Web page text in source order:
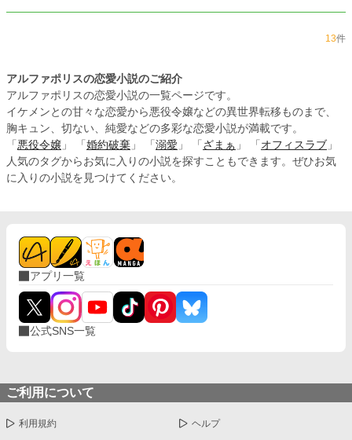
が廊下を歩く時に気がついていた。 そう……聖女の象徴たる
い。 ますます混乱するエリーシアの元へと双子の妹、コレッ
トがやって来る。 コレットはエリーシアを抱きしめると、自
分がハメたのだとソッと耳打ち。 その意味がわからずさらに
困惑した瞬間、婚約者に殴られ床へと血を流し転がってしま
う。 そして父たる国王より言い渡される、この国最悪の存在
――〝常闇の魔女〟認定。 国中から怨嗟の声を一身に受け、
エリーシアは翌日火あぶりの刑に処され、命が消え失せる刹
那それは現れる。 悪魔の象徴――厄災の魔女。 それが突如現
れ、エリーシアを連れ去ってしまう。 やがて自由になったエ
かうのか。 そして妹のコレットとエリーシアの関係は？ 最後
に訪れる、絶望と希望は誰の手に？ それは物語を見てい
る、あなただけが知っています。
13件
アルファポリスの恋愛小説のご紹介
アルファポリスの恋愛小説の一覧ページです。
イケメンとの甘々な恋愛から悪役令嬢などの異世界転移ものまで、
胸キュン、切ない、純愛などの多彩な恋愛小説が満載です。
「 悪役令嬢 」 「 婚約破棄 」 「 溺愛 」 「 ざまぁ 」 「 オフィスラブ 」
人気のタグからお気に入りの小説を探すこともできます。ぜひお気
に入りの小説を見つけてください。
アプリ一覧
公式SNS一覧
ご利用について
利用規約 ヘルプ